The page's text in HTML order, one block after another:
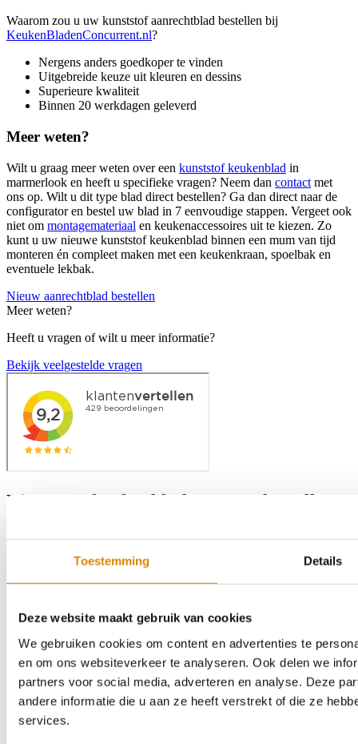
Toestemming Details
Deze website maakt gebruik van cookies
We gebruiken cookies om content en advertenties te
en om ons websiteverkeer te analyseren. Ook delen we
partners voor social media, adverteren en analyse. Deze
andere informatie die u aan ze heeft verstrekt of die ze
services.
Waarom zou u uw kunststof aanrechtblad bestellen bij
KeukenBladenConcurrent.nl?
Nergens anders goedkoper te vinden
Uitgebreide keuze uit kleuren en dessins
Superieure kwaliteit
Binnen 20 werkdagen geleverd
Meer weten?
Wilt u graag meer weten over een kunststof keukenblad in
marmerlook en heeft u specifieke vragen? Neem dan contact met
ons op. Wilt u dit type blad direct bestellen? Ga dan direct naar de
configurator en bestel uw blad in 7 eenvoudige stappen. Vergeet ook
niet om montagemateriaal en keukenaccessoires uit te kiezen. Zo
kunt u uw nieuwe kunststof keukenblad binnen een mum van tijd
monteren én compleet maken met een keukenkraan, spoelbak en
eventuele lekbak.
Nieuw aanrechtblad bestellen
Meer weten?
Heeft u vragen of wilt u meer informatie?
Bekijk veelgestelde vragen
Direct uw keukenblad op maat bestellen?
Home Assortiment Kleurstalen Over ons Outlet Contact